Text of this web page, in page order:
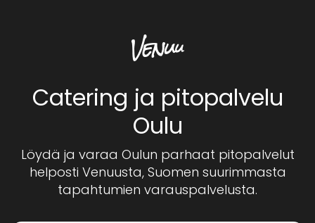
Catering ja pitopalvelu
Oulu
Löydä ja varaa Oulun parhaat pitopalvelut
helposti Venuusta, Suomen suurimmasta
tapahtumien varauspalvelusta.